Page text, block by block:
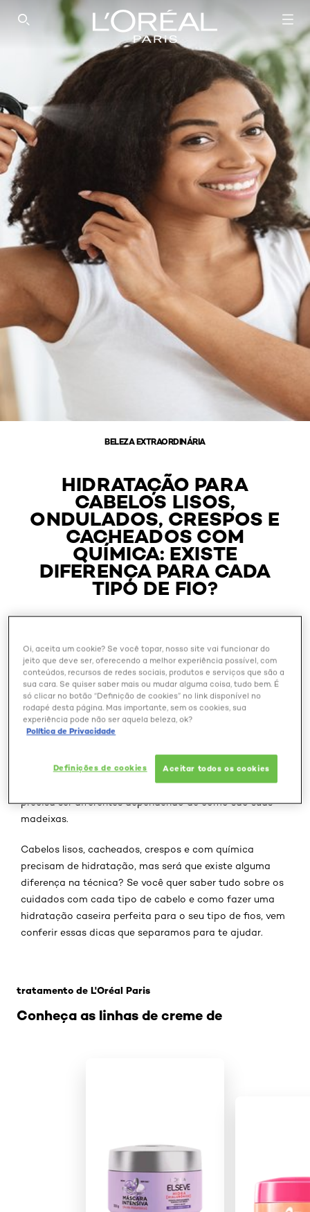
SEARCH THIS SITE
BELEZA EXTRAORDINÁRIA
HIDRATAÇÃO PARA
CABELOS LISOS,
ONDULADOS, CRESPOS E
CACHEADOS COM
QUÍMICA: EXISTE
DIFERENÇA PARA CADA
TIPO DE FIO?
Se você é ligada nos cuidados com o cabelo, com
certeza sabe daimportância da hidratação para
manter a saúde e a beleza dos fios, né? Mas, como cada
tipo de cabelo precisa de cuidados diferentes, algumas
pessoas acreditam que a hidratação capilar precisa
precisa ser diferentes dependendo de como são suas
madeixas.
Cabelos lisos, cacheados, crespos e com química
precisam de hidratação, mas será que existe alguma
diferença na técnica? Se você quer saber tudo sobre os
cuidados com cada tipo de cabelo e como fazer uma
hidratação caseira perfeita para o seu tipo de fios, vem
conferir essas dicas que separamos para te ajudar.
Conheça as linhas de creme de
tratamento de L'Oréal Paris
Oi, aceita um cookie? Se você topar, nosso site vai funcionar do
jeito que deve ser, oferecendo a melhor experiência possível, com
conteúdos, recursos de redes sociais, produtos e serviços que são a
sua cara. Se quiser saber mais ou mudar alguma coisa, tudo bem. É
só clicar no botão “Definição de cookies” no link disponível no
rodapé desta página. Mas importante, sem os cookies, sua
experiência pode não ser aquela beleza, ok?
Política de Privacidade
Definições de cookies Aceitar todos os cookies